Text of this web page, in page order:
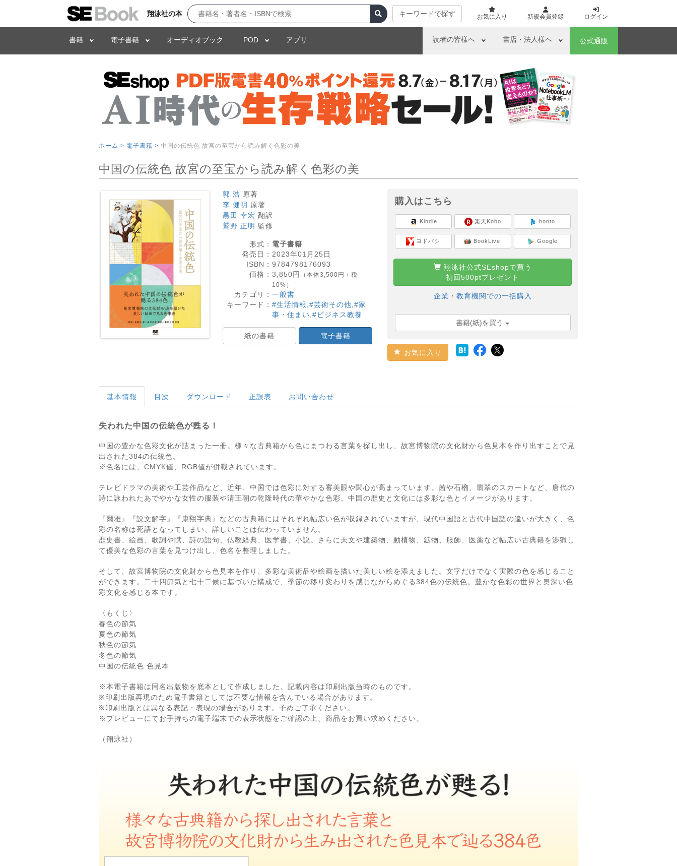
翔泳社の本 キーワードで探す お気に入り 新規会員登録 ログイン
書籍 電子書籍 オーディオブック POD アプリ 読者の皆様へ 書店・法人様へ 公式通販
ホーム > 電子書籍 > 中国の伝統色 故宮の至宝から読み解く色彩の美
中国の伝統色 故宮の至宝から読み解く色彩の美
郭 浩 原著
李 健明
原著
黒田 幸宏 翻訳
鷲野 正明 監修
形式： 電子書籍
発売日： 2023年01月25日
ISBN： 9784798176093
価格： 3,850円
（本体3,500円＋税
10%）
カテゴリ： 一般書
キーワード： #生活情報 #芸術その他 #家
事・住まい #ビジネス教養
紙の書籍 電子書籍
購入はこちら
Kindle
ヨドバシ
楽天Kobo
BookLive!
honto
Google
翔泳社公式SEshopで買う
初回500ptプレゼント
企業・教育機関での一括購入
書籍(紙)を買う
お気に入り
基本情報 目次 ダウンロード 正誤表 お問い合わせ
失われた中国の伝統色が甦る！
中国の豊かな色彩文化が詰まった一冊。様々な古典籍から色にまつわる言葉を探し出し、故宮博物院の文化財から色見本を作り出すことで見
出された384の伝統色。
※色名には、CMYK値、RGB値が併載されています。
テレビドラマの美術や工芸作品など、近年、中国では色彩に対する審美眼や関心が高まっています。茜や石榴、翡翠のスカートなど、唐代の
詩に詠われたあでやかな女性の服装や清王朝の乾隆時代の華やかな色彩。中国の歴史と文化には多彩な色とイメージがあります。
『爾雅』『説文解字』『康煕字典』などの古典籍にはそれぞれ幅広い色が収録されていますが、現代中国語と古代中国語の違いが大きく、色
彩の名称は死語となってしまい、詳しいことは伝わっていません。
歴史書、絵画、歌詞や賦、詩の語句、仏教経典、医学書、小説。さらに天文や建築物、動植物、鉱物、服飾、医薬など幅広い古典籍を渉猟し
て優美な色彩の言葉を見つけ出し、色名を整理しました。
そして、故宮博物院の文化財から色見本を作り、多彩な美術品や絵画を描いた美しい絵を添えました。文字だけでなく実際の色を感じること
ができます。二十四節気と七十二候に基づいた構成で、季節の移り変わりを感じながらめぐる384色の伝統色。豊かな色彩の世界と奥深い色
彩文化を感じる本です。
〈もくじ〉
春色の節気
夏色の節気
秋色の節気
冬色の節気
中国の伝統色 色見本
※本電子書籍は同名出版物を底本として作成しました。記載内容は印刷出版当時のものです。
※印刷出版再現のため電子書籍としては不要な情報を含んでいる場合があります。
※印刷出版とは異なる表記・表現の場合があります。予めご了承ください。
※プレビューにてお手持ちの電子端末での表示状態をご確認の上、商品をお買い求めください。
（翔泳社）